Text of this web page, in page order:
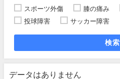
スポーツ外傷
膝の痛み
投球障害
サッカー障害
検索
データはありません